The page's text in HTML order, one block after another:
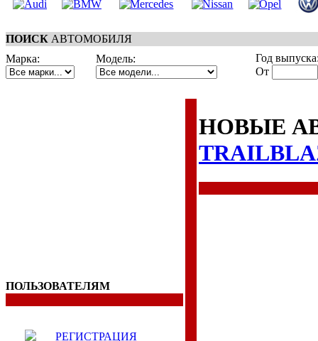
ПОИСК АВТОМОБИЛЯ
Марка:
Модель:
Год
От
ПОЛЬЗОВАТЕЛЯМ
РЕГИСТРАЦИЯ
НОВЫЕ